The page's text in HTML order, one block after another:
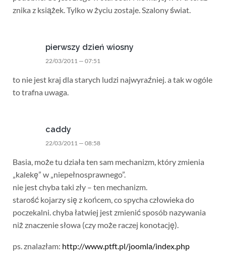
znika z książek. Tylko w życiu zostaje. Szalony świat.
pierwszy dzień wiosny
22/03/2011 — 07:51
to nie jest kraj dla starych ludzi najwyraźniej. a tak w ogóle
to trafna uwaga.
caddy
22/03/2011 — 08:58
Basia, może tu działa ten sam mechanizm, który zmienia
„kalekę” w „niepełnosprawnego”.
nie jest chyba taki zły – ten mechanizm.
starość kojarzy się z końcem, co spycha człowieka do
poczekalni. chyba łatwiej jest zmienić sposób nazywania
niż znaczenie słowa (czy może raczej konotację).
ps. znalazłam: http://www.ptft.pl/joomla/index.php